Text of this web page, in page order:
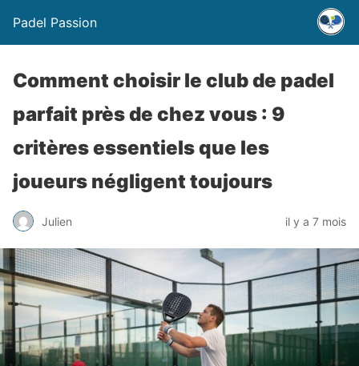
Padel Passion
Comment choisir le club de padel
parfait près de chez vous : 9
critères essentiels que les
joueurs négligent toujours
Julien il y a 7 mois